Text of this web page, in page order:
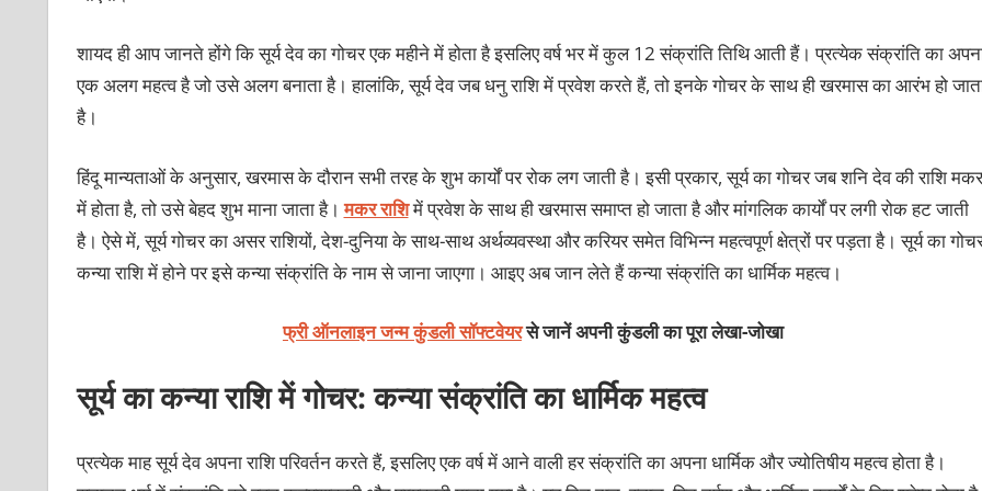
शायद ही आप जानते होंगे कि सूर्य देव का गोचर एक महीने में होता है इसलिए वर्ष भर में कुल 12 संक्रांति तिथि आती हैं। प्रत्येक संक्रांति का
एक अलग महत्व है जो उसे अलग बनाता है। हालांकि, सूर्य देव जब धनु राशि में प्रवेश करते हैं, तो इनके गोचर के साथ ही खरमास का आरंभ हो
है।
हिंदू मान्यताओं के अनुसार, खरमास के दौरान सभी तरह के शुभ कार्यों पर रोक लग जाती है। इसी प्रकार, सूर्य का गोचर जब शनि देव की राशि मकर
में होता है, तो उसे बेहद शुभ माना जाता है।मकर राशिमें प्रवेश के साथ ही खरमास समाप्त हो जाता है और मांगलिक कार्यों पर लगी रोक हट जाती
है। ऐसे में, सूर्य गोचर का असर राशियों, देश-दुनिया के साथ-साथ अर्थव्यवस्था और करियर समेत विभिन्न महत्वपूर्ण क्षेत्रों पर पड़ता है। सूर्य का
कन्या राशि में होने पर इसे कन्या संक्रांति के नाम से जाना जाएगा। आइए अब जान लेते हैं कन्या संक्रांति का धार्मिक महत्व।
फ्री ऑनलाइन जन्म कुंडली सॉफ्टवेयरसे जानें अपनी कुंडली का पूरा लेखा-जोखा
सूर्य का कन्या राशि में गोचर: कन्या संक्रांति का धार्मिक महत्व
प्रत्येक माह सूर्य देव अपना राशि परिवर्तन करते हैं, इसलिए एक वर्ष में आने वाली हर संक्रांति का अपना धार्मिक और ज्योतिषीय महत्व होता है।